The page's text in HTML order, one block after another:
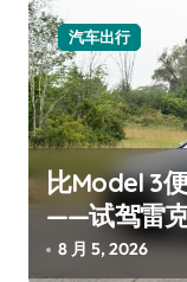
汽车出行
比Model 3
——试驾雷
8 月 5, 2026